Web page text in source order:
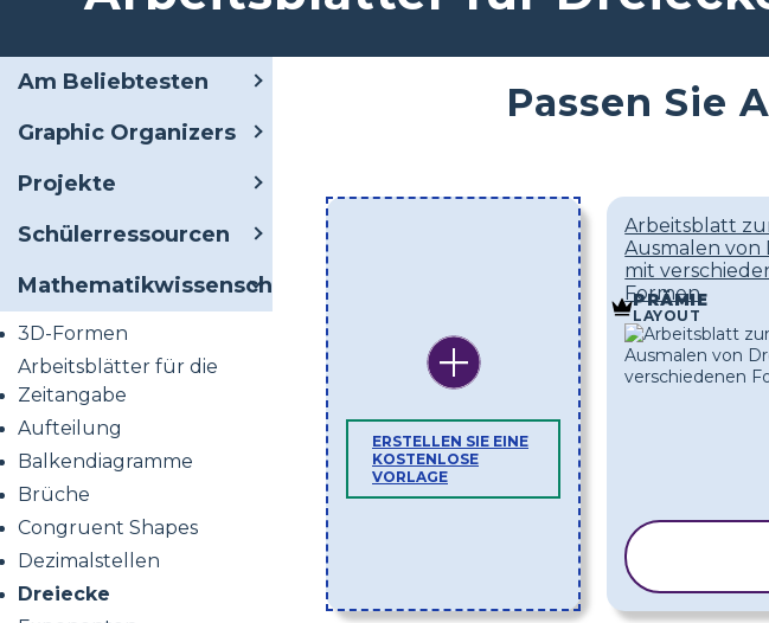
Am Beliebtesten
Graphic Organizers
Projekte
Schülerressourcen
Mathematikwissenschaften
3D-Formen
Arbeitsblätter für die
Zeitangabe
Aufteilung
Balkendiagramme
Brüche
Congruent Shapes
Dezimalstellen
Dreiecke
Passen Sie
ERSTELLEN SIE EINE
KOSTENLOSE
VORLAGE
Arbeitsblatt
Ausmalen von
mit
Formen
PRÄMIE
LAYOUT